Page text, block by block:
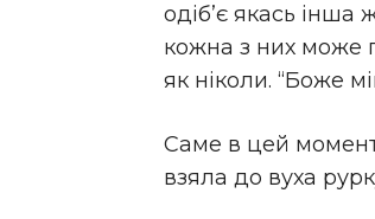
одіб’є якась інша
кожна з них може
як ніколи. “Боже
Саме в цей
взяла до вуха